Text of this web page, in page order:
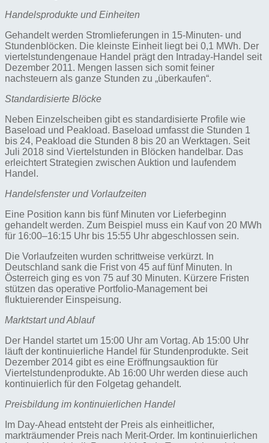
Handelsprodukte und Einheiten
Gehandelt werden Stromlieferungen in 15-Minuten- und
Stundenblöcken. Die kleinste Einheit liegt bei 0,1 MWh. Der
viertelstundengenaue Handel prägt den Intraday-Handel seit
Dezember 2011. Mengen lassen sich somit feiner
nachsteuern als ganze Stunden zu „überkaufen“.
Standardisierte Blöcke
Neben Einzelscheiben gibt es standardisierte Profile wie
Baseload und Peakload. Baseload umfasst die Stunden 1
bis 24, Peakload die Stunden 8 bis 20 an Werktagen. Seit
Juli 2018 sind Viertelstunden in Blöcken handelbar. Das
erleichtert Strategien zwischen Auktion und laufendem
Handel.
Handelsfenster und Vorlaufzeiten
Eine Position kann bis fünf Minuten vor Lieferbeginn
gehandelt werden. Zum Beispiel muss ein Kauf von 20 MWh
für 16:00–16:15 Uhr bis 15:55 Uhr abgeschlossen sein.
Die Vorlaufzeiten wurden schrittweise verkürzt. In
Deutschland sank die Frist von 45 auf fünf Minuten. In
Österreich ging es von 75 auf 30 Minuten. Kürzere Fristen
stützen das operative Portfolio-Management bei
fluktuierender Einspeisung.
Marktstart und Ablauf
Der Handel startet um 15:00 Uhr am Vortag. Ab 15:00 Uhr
läuft der kontinuierliche Handel für Stundenprodukte. Seit
Dezember 2014 gibt es eine Eröffnungsauktion für
Viertelstundenprodukte. Ab 16:00 Uhr werden diese auch
kontinuierlich für den Folgetag gehandelt.
Preisbildung im kontinuierlichen Handel
Im Day-Ahead entsteht der Preis als einheitlicher,
markträumender Preis nach Merit-Order. Im kontinuierlichen